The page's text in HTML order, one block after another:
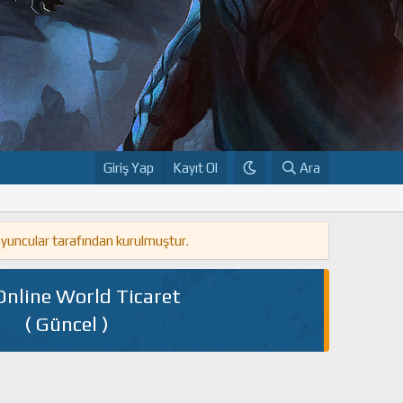
Giriş Yap Kayıt Ol Ara
tarafından kurulmuştur.
World Ticaret
( Güncel )